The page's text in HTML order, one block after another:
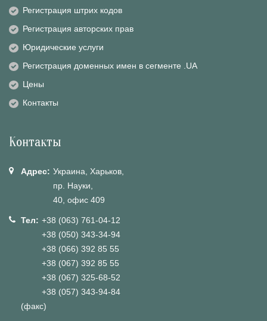
Регистрация штрих кодов
Регистрация авторских прав
Юридические услуги
Регистрация доменных имен в сегменте .UA
Цены
Контакты
Контакты
Адрес: Украина, Харьков,
пр. Науки,
40, офис 409
Тел: +38 (063) 761-04-12
+38 (050) 343-34-94
+38 (066) 392 85 55
+38 (067) 392 85 55
+38 (067) 325-68-52
+38 (057) 343-94-84
(факс)